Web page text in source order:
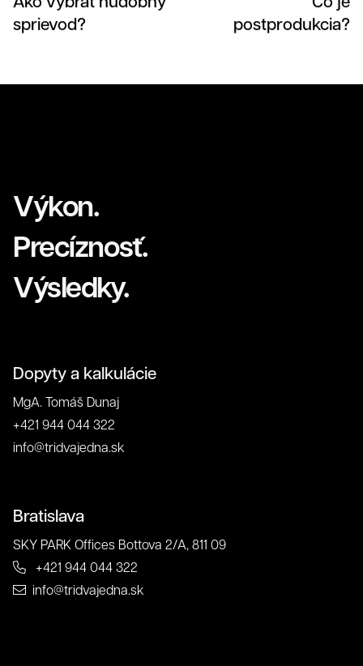
sprievod?
postprodukcia?
Výkon.
Precíznosť.
Výsledky.
Dopyty a kalkulácie
MgA. Tomáš Dunaj
+421 944 044 322
info@tridvajedna.sk
Bratislava
SKY PARK Offices Bottova 2/A, 811 09
+421 944 044 322
info@tridvajedna.sk